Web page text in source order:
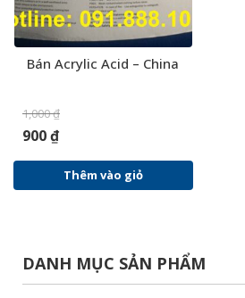
Bán Acrylic Acid – China
1,000₫
900₫
Thêm vào giỏ
DANH MỤC SẢN PHẨM